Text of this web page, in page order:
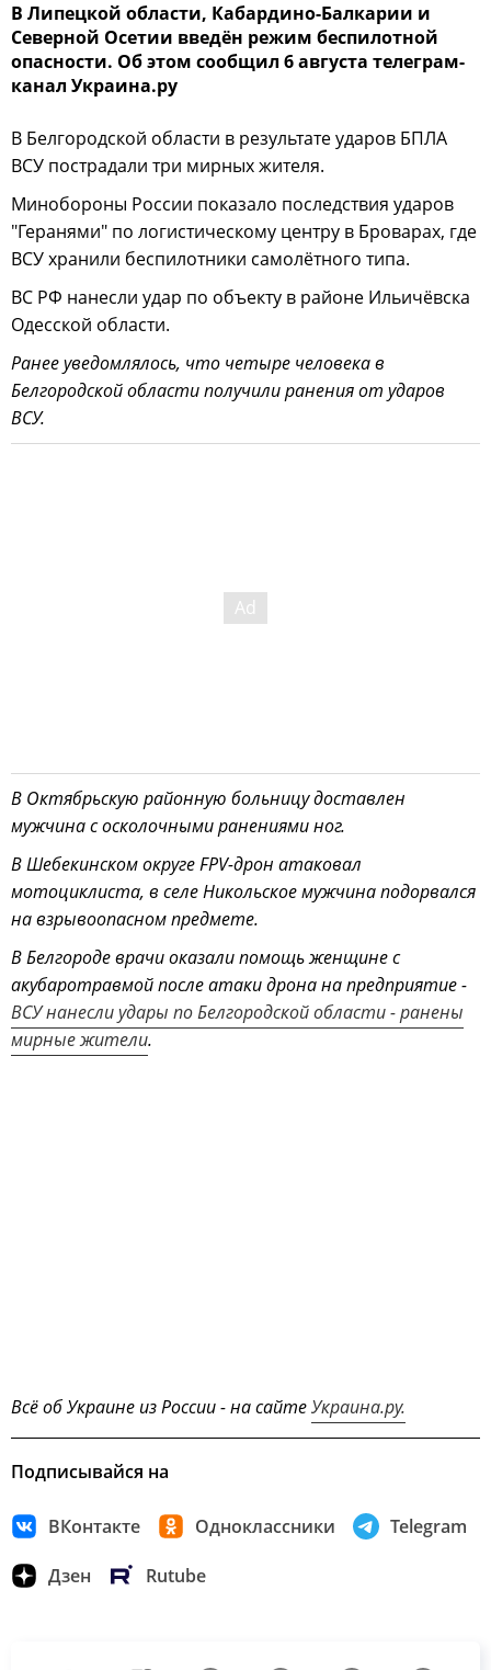
В Липецкой области, Кабардино-Балкарии и
Северной Осетии введён режим беспилотной
опасности. Об этом сообщил 6 августа телеграм-
канал Украина.ру
В Белгородской области в результате ударов БПЛА
ВСУ пострадали три мирных жителя.
Минобороны России показало последствия ударов
"Геранями" по логистическому центру в Броварах, где
ВСУ хранили беспилотники самолётного типа.
ВС РФ нанесли удар по объекту в районе Ильичёвска
Одесской области.
Ранее уведомлялось, что четыре человека в
Белгородской области получили ранения от ударов
ВСУ.
В Октябрьскую районную больницу доставлен
мужчина с осколочными ранениями ног.
В Шебекинском округе FPV-дрон атаковал
мотоциклиста, в селе Никольское мужчина подорвался
на взрывоопасном предмете.
В Белгороде врачи оказали помощь женщине с
акубаротравмой после атаки дрона на предприятие -
ВСУ нанесли удары по Белгородской области - ранены
мирные жители.
Всё об Украине из России - на сайтеУкраина.ру.
Подписывайся на
ВКонтакте Одноклассники Telegram
Дзен Rutube